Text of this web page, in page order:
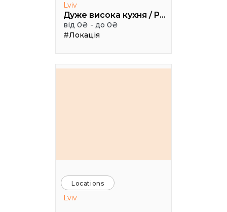
Lviv
Дуже висока кухня / Pretty High Kitchen
від 0₴ - до 0₴
#Локація
Locations
Lviv